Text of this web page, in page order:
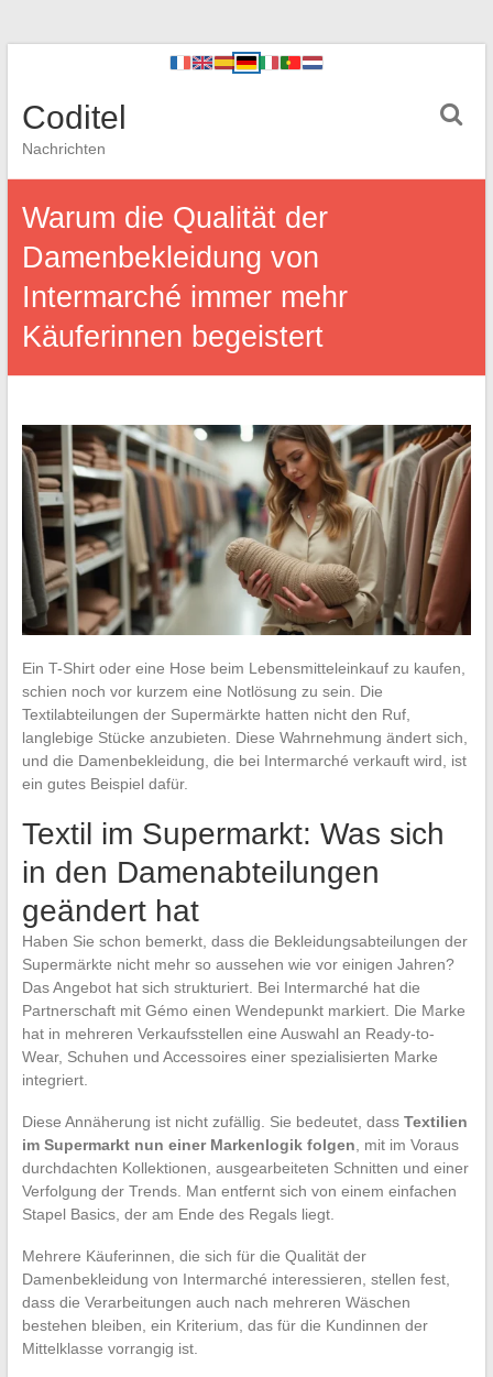
Coditel
Nachrichten
Warum die Qualität der
Damenbekleidung von
Intermarché immer mehr
Käuferinnen begeistert
Ein T-Shirt oder eine Hose beim Lebensmitteleinkauf zu kaufen,
schien noch vor kurzem eine Notlösung zu sein. Die
Textilabteilungen der Supermärkte hatten nicht den Ruf,
langlebige Stücke anzubieten. Diese Wahrnehmung ändert sich,
und die Damenbekleidung, die bei Intermarché verkauft wird, ist
ein gutes Beispiel dafür.
Textil im Supermarkt: Was sich
in den Damenabteilungen
geändert hat
Haben Sie schon bemerkt, dass die Bekleidungsabteilungen der
Supermärkte nicht mehr so aussehen wie vor einigen Jahren?
Das Angebot hat sich strukturiert. Bei Intermarché hat die
Partnerschaft mit Gémo einen Wendepunkt markiert. Die Marke
hat in mehreren Verkaufsstellen eine Auswahl an Ready-to-
Wear, Schuhen und Accessoires einer spezialisierten Marke
integriert.
Diese Annäherung ist nicht zufällig. Sie bedeutet, dass Textilien
im Supermarkt nun einer Markenlogik folgen , mit im Voraus
durchdachten Kollektionen, ausgearbeiteten Schnitten und einer
Verfolgung der Trends. Man entfernt sich von einem einfachen
Stapel Basics, der am Ende des Regals liegt.
Mehrere Käuferinnen, die sich für die Qualität der
Damenbekleidung von Intermarché interessieren, stellen fest,
dass die Verarbeitungen auch nach mehreren Wäschen
bestehen bleiben, ein Kriterium, das für die Kundinnen der
Mittelklasse vorrangig ist.